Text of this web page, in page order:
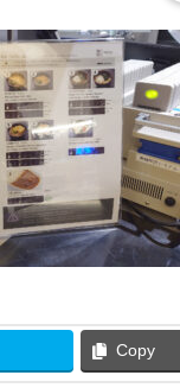
Copy